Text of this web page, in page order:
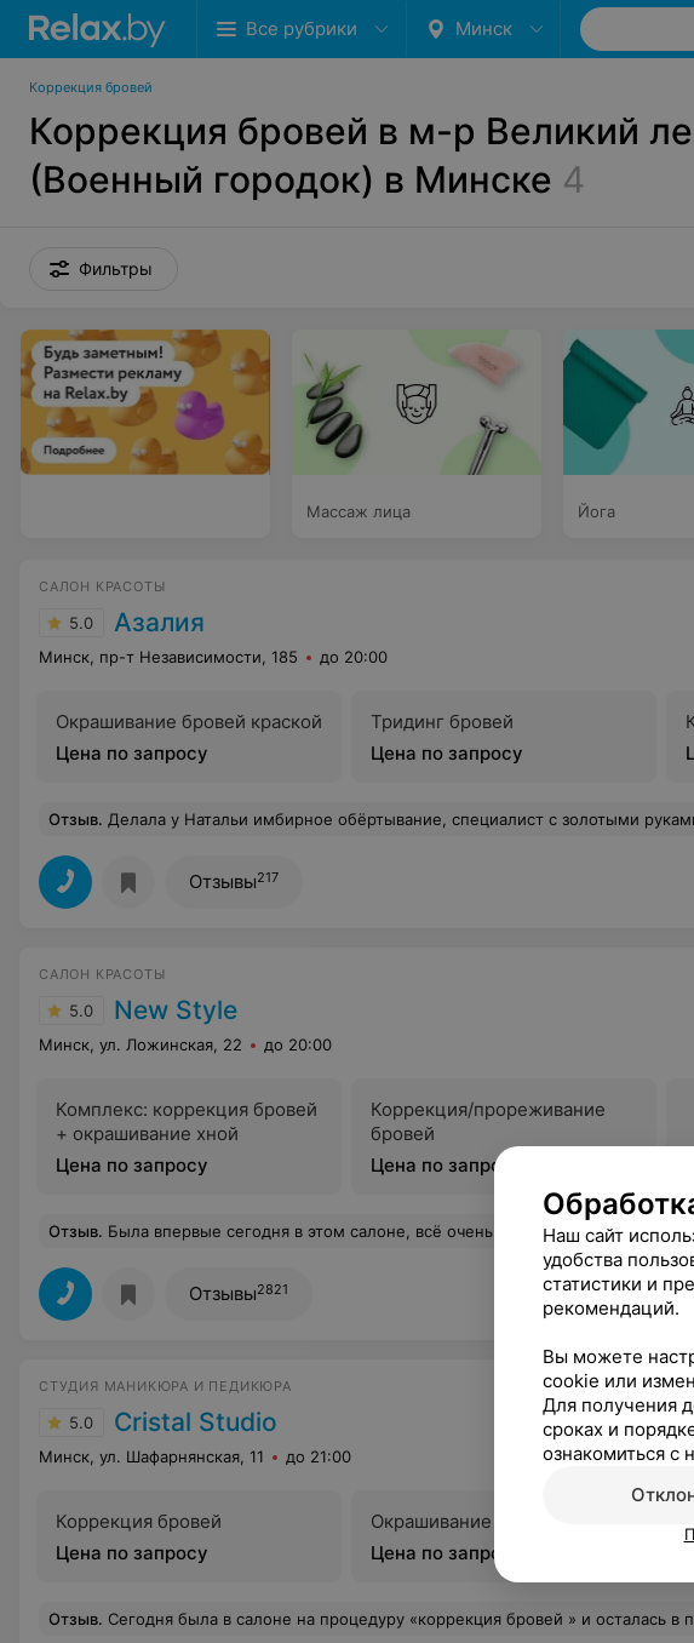
Все рубрики Минск
Коррекция бровей
Коррекция бровей в м-р Великий
(Военный городок) в Минске 4
Фильтры
Массаж лица Йога
САЛОН КРАСОТЫ
5.0 Азалия
Минск, пр-т Независимости, 185 до 20:00
Окрашивание бровей краской
Цена по запросу
Тридинг бровей
Цена по запросу
Отзыв. Делала у Натальи имбирное обёртывание, специалист с золотыми руками, очень довольна
Отзывы217
САЛОН КРАСОТЫ
5.0 New Style
Минск, ул. Ложинская, 22 до 20:00
Комплекс: коррекция бровей
+ окрашивание хной
Цена по запросу
Коррекция/прореживание
бровей
Цена по запросу
Отзыв. Была впервые сегодня в этом салоне, всё очень понравилось: начиная от доброжелательного администратора, вкусного кофе и прекрасного мастера. Хочу выразить слова благодарности мастеру, Натальи Прокопович. Я очень довольна работой Натальи! Она профессионально и аккуратно сделала окрашивание и коррекцию бровей. Результат превзошел все мои ожидания — брови выглядят естественно, подчёркнуты и идеально подходят к моему лицу. Наталья внимательна к деталям, приятна в общении и создаёт комфортную атмосферу. Обязательно обращусь к ней снова и рекомендую всем, кто ищет
Отзывы2821
СТУДИЯ МАНИКЮРА И ПЕДИКЮРА
5.0 Cristal Studio
Минск, ул. Шафарнянская, 11 до 21:00
Коррекция бровей
Цена по запросу
Окрашивание бровей
Цена по запросу
Отзыв. Сегодня была в салоне на процедуру «коррекция бровей » и осталась в полном восторге!мастер- профессионал своего!Сделала все быстро и очень качественно! Не думала , что можно получить такую красоту !кроме этого - вежливость, приятная атмосфера и сервис на высшем уровне! Результатом осталась довольна! Ещё раз
Наш сайт
удобства
статистики и
рекомендаций.
Вы можете
cookie или
Для получения
сроках и
ознакомиться с